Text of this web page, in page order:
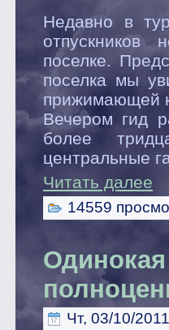
Недавно в
отпускников
поселке.
поселка мы
прижимающей
Вечером гид
более
центральные
Читать далее
14559
Чт, 03/10/